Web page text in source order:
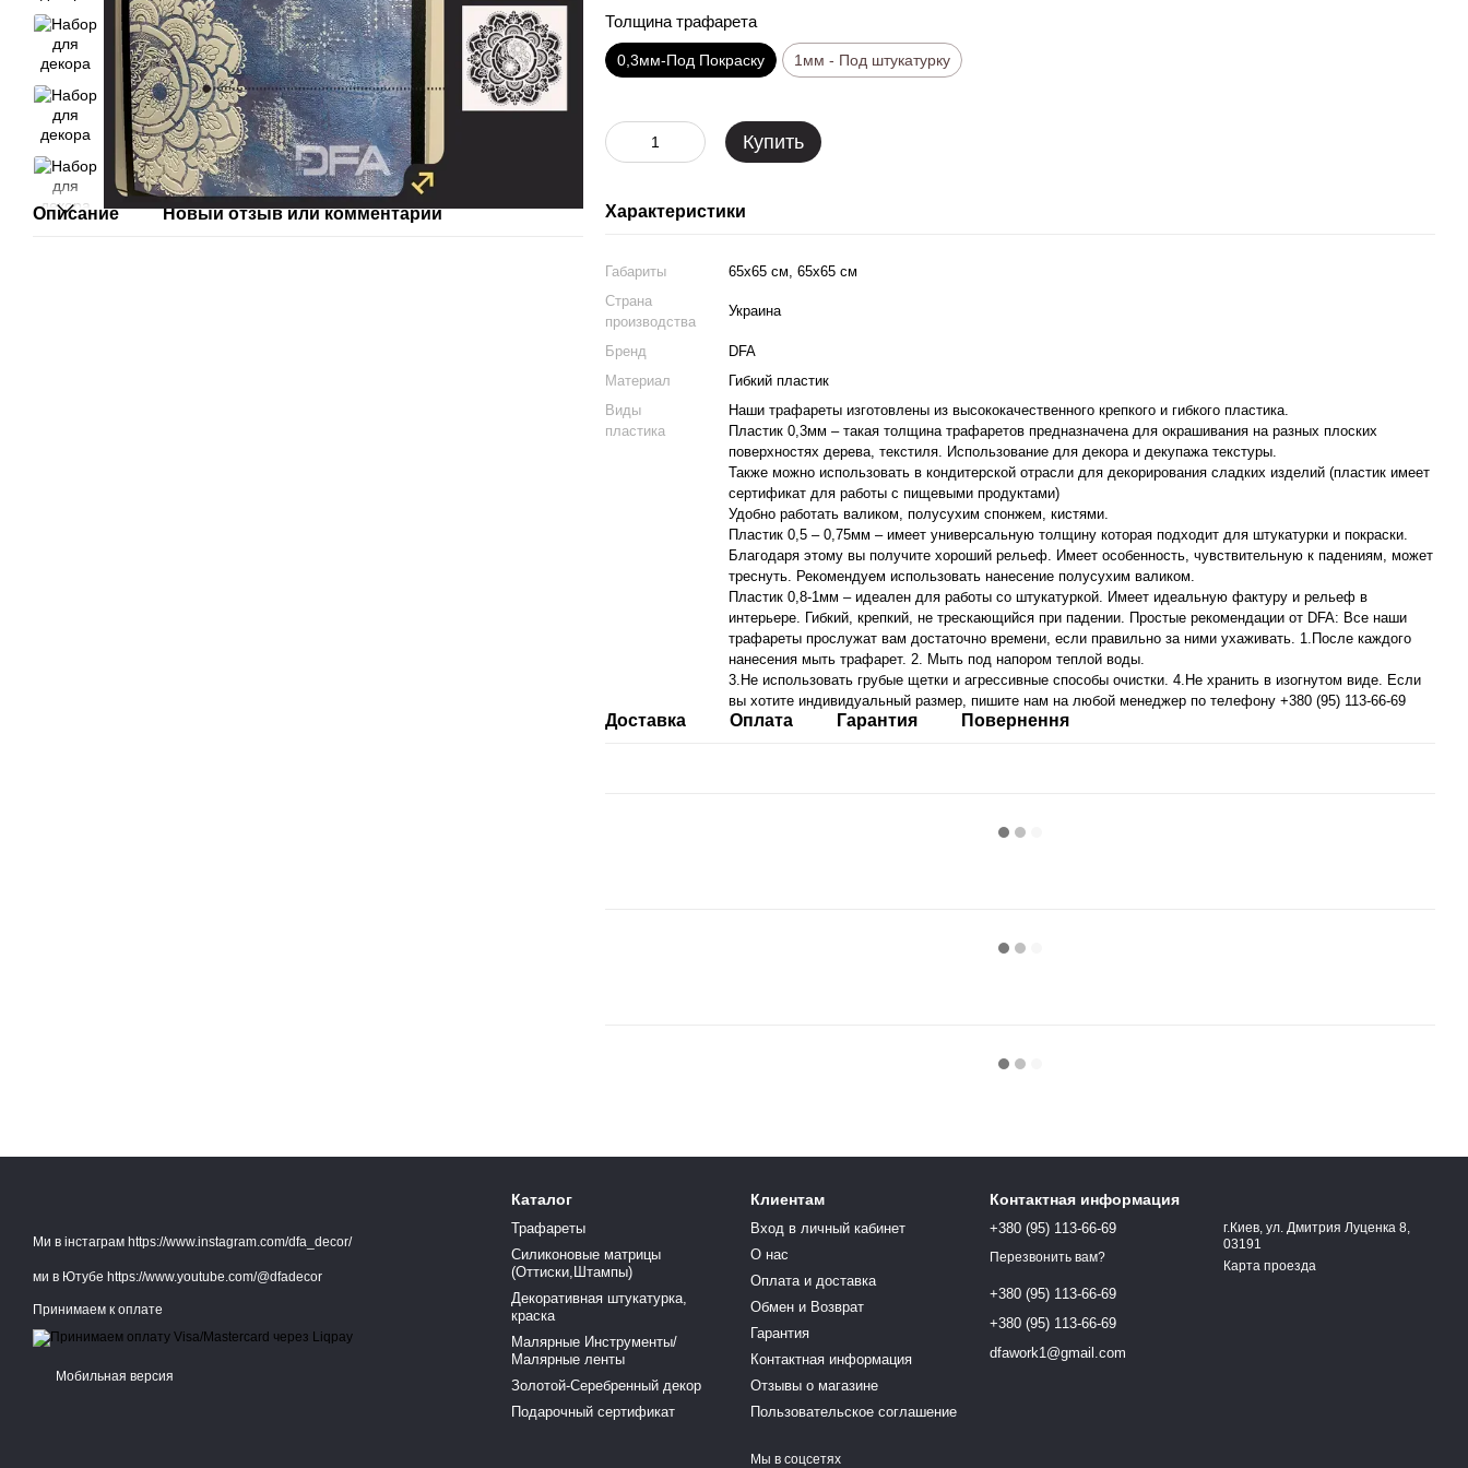
Описание Новый отзыв или комментарий
Толщина трафарета
0,3мм-Под Покраску 1мм - Под штукатурку
Купить
Характеристики
Габариты
65x65 см, 65x65 см
Страна
производства
Украина
Бренд
DFA
Материал
Гибкий пластик
Виды
пластика
Наши трафареты изготовлены из высококачественного крепкого и гибкого пластика.
Пластик 0,3мм – такая толщина трафаретов предназначена для окрашивания на разных плоских
поверхностях дерева, текстиля. Использование для декора и декупажа текстуры.
Также можно использовать в кондитерской отрасли для декорирования сладких изделий (пластик имеет
сертификат для работы с пищевыми продуктами)
Удобно работать валиком, полусухим спонжем, кистями.
Пластик 0,5 – 0,75мм – имеет универсальную толщину которая подходит для штукатурки и покраски.
Благодаря этому вы получите хороший рельеф. Имеет особенность, чувствительную к падениям, может
треснуть. Рекомендуем использовать нанесение полусухим валиком.
Пластик 0,8-1мм – идеален для работы со штукатуркой. Имеет идеальную фактуру и рельеф в
интерьере. Гибкий, крепкий, не трескающийся при падении. Простые рекомендации от DFA: Все наши
трафареты прослужат вам достаточно времени, если правильно за ними ухаживать. 1.После каждого
нанесения мыть трафарет. 2. Мыть под напором теплой воды.
3.Не использовать грубые щетки и агрессивные способы очистки. 4.Не хранить в изогнутом виде. Если
вы хотите индивидуальный размер, пишите нам на любой менеджер по телефону +380 (95) 113-66-69
Доставка Оплата Гарантия Повернення
Ми в інстаграм https://www.instagram.com/dfa_decor/
ми в Ютубе https://www.youtube.com/@dfadecor
Принимаем к оплате
Мобильная версия
Каталог
Трафареты
Силиконовые матрицы
(Оттиски,Штампы)
Декоративная штукатурка,
краска
Малярные Инструменты/
Малярные ленты
Золотой-Серебренный декор
Подарочный сертификат
Клиентам
Вход в личный кабинет
О нас
Оплата и доставка
Обмен и Возврат
Гарантия
Контактная информация
Отзывы о магазине
Пользовательское соглашение
Мы в соцсетях
Контактная информация
+380 (95) 113-66-69
Перезвонить вам?
+380 (95) 113-66-69
+380 (95) 113-66-69
dfawork1@gmail.com
г.Киев, ул. Дмитрия Луценка 8,
03191
Карта проезда